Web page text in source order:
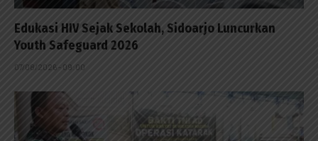
Edukasi HIV Sejak Sekolah, Sidoarjo Luncurkan
Youth Safeguard 2026
07/08/2026 - 09:00